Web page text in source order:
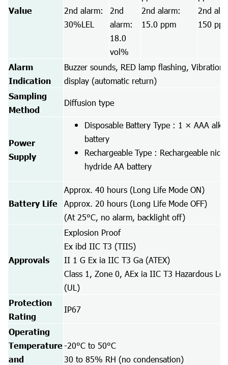
Value
2nd alarm:
30%LEL
2nd
alarm:
18.0
vol%
2nd alarm:
15.0 ppm
2nd
150
Alarm
Indication
Buzzer sounds, RED lamp flashing, Vibration,
display (automatic return)
Sampling
Method
Diffusion type
Power
Supply
Disposable Battery Type : 1 × AAA
battery
Rechargeable Type : Rechargeable
hydride AA battery
Battery Life
Approx. 40 hours (Long Life Mode ON)
Approx. 20 hours (Long Life Mode OFF)
(At 25°C, no alarm, backlight off)
Approvals
Explosion Proof
Ex ibd IIC T3 (TIIS)
II 1 G Ex ia IIC T3 Ga (ATEX)
Class 1, Zone 0, AEx ia IIC T3 Hazardous
(UL)
Protection
Rating
IP67
Operating
Temperature
and
-20°C to 50°C
30 to 85% RH (no condensation)